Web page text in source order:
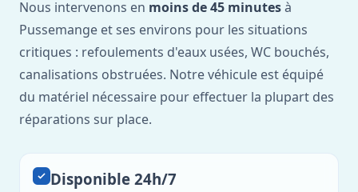
Nous intervenons en moins de 45 minutesà
Pussemange et ses environs pour les situations
critiques : refoulements d'eaux usées, WC bouchés,
canalisations obstruées. Notre véhicule est équipé
du matériel nécessaire pour effectuer la plupart des
réparations sur place.
Disponible 24h/7